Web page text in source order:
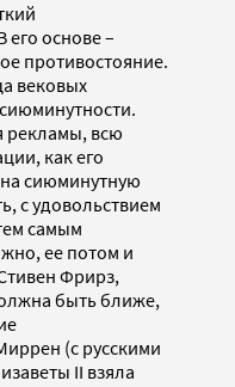
его основе –
противостояние.
вековых
рекламы, всю
как его
сиюминутную
с удовольствием
самым
ее потом и
Фрирз,
быть ближе,
(с русскими
II взяла